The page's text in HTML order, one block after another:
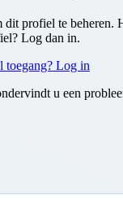
dit profiel te beheren.
Log dan in.
toegang? Log in
u een